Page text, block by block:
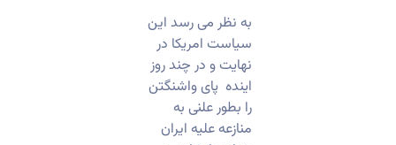
به نظر می رسد این
سیاست امریکا در
نهایت و در چند روز
اینده پای واشنگتن
را بطور علنی به
منازعه علیه ایران